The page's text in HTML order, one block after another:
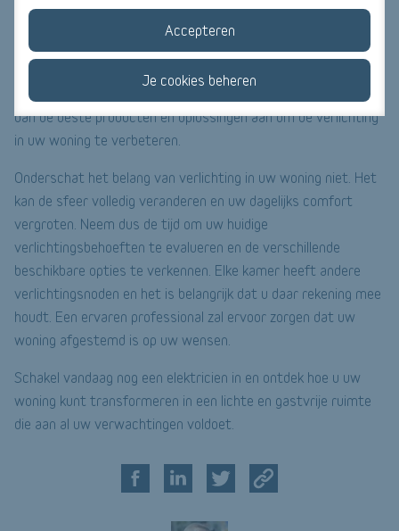
Accepteren
Je cookies beheren
echter dat bepaalde oplossingen gespecialiseerde kennis
vereisen. Aarzel dus niet om
professional
in te schakelen voor persoonlijk advies en veilige
installaties. Een
kijkt naar uw wensen en raadt u
dan de beste producten en oplossingen aan om de verlichting
in uw woning te verbeteren.
Onderschat het belang van verlichting in uw woning niet. Het
kan de sfeer volledig veranderen en uw dagelijks comfort
vergroten. Neem dus de tijd om uw huidige
verlichtingsbehoeften te evalueren en de verschillende
beschikbare opties te verkennen. Elke kamer heeft andere
verlichtingsnoden en het is belangrijk dat u daar rekening mee
houdt. Een ervaren professional zal ervoor zorgen dat uw
woning afgestemd is op uw wensen.
Schakel vandaag nog een elektricien in en ontdek hoe u uw
woning kunt transformeren in een lichte en gastvrije ruimte
die aan al uw verwachtingen voldoet.